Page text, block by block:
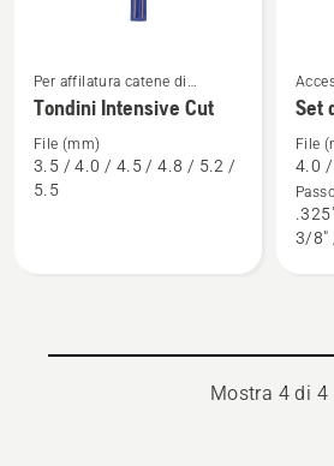
Vedi
maggiori
dettagli
su
Tondini
Per affilatura catene di
potatori ad asta
Tondini Intensive Cut
File (mm)
3.5 / 4.0 / 4.5 / 4.8 / 5.2 /
5.5
Vedi
su
Set
Set
File
4.0
3/8"
Mostra 4 di 4